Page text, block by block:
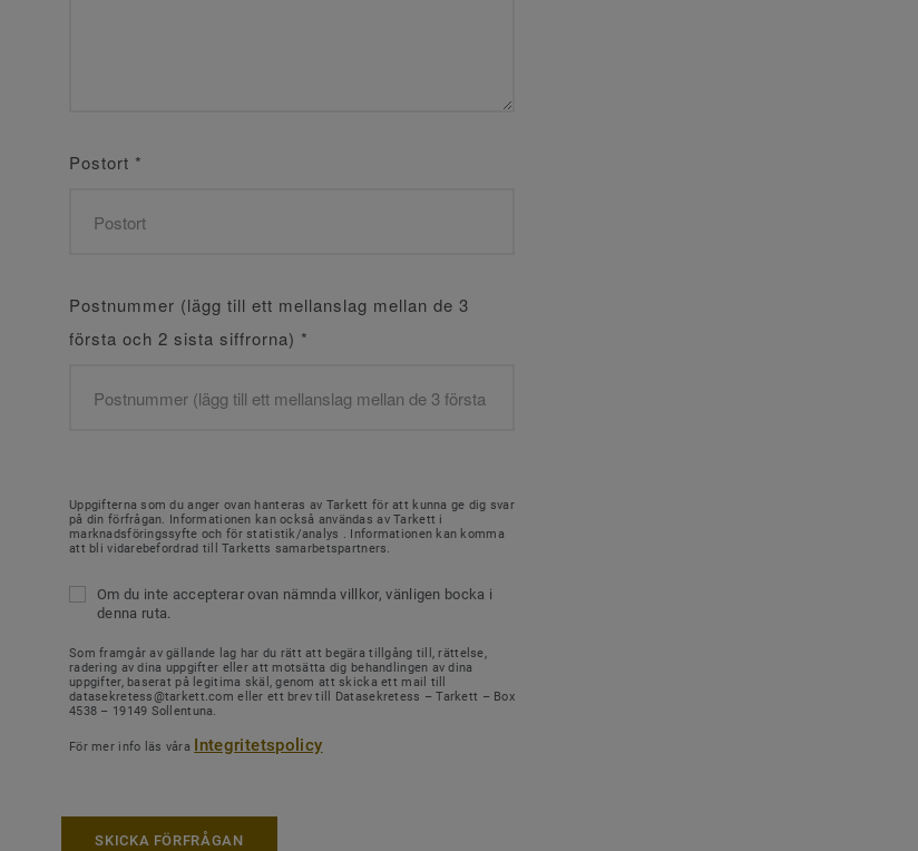
Postort *
Postnummer (lägg till ett mellanslag mellan de 3
första och 2 sista siffrorna) *
Uppgifterna som du anger ovan hanteras av Tarkett för att kunna ge dig svar
på din förfrågan. Informationen kan också användas av Tarkett i
marknadsföringssyfte och för statistik/analys . Informationen kan komma
att bli vidarebefordrad till Tarketts samarbetspartners.
Om du inte accepterar ovan nämnda villkor, vänligen bocka i
denna ruta.
Som framgår av gällande lag har du rätt att begära tillgång till, rättelse,
radering av dina uppgifter eller att motsätta dig behandlingen av dina
uppgifter, baserat på legitima skäl, genom att skicka ett mail till
datasekretess@tarkett.com eller ett brev till Datasekretess – Tarkett – Box
4538 – 19149 Sollentuna.
För mer info läs våra Integritetspolicy
SKICKA FÖRFRÅGAN